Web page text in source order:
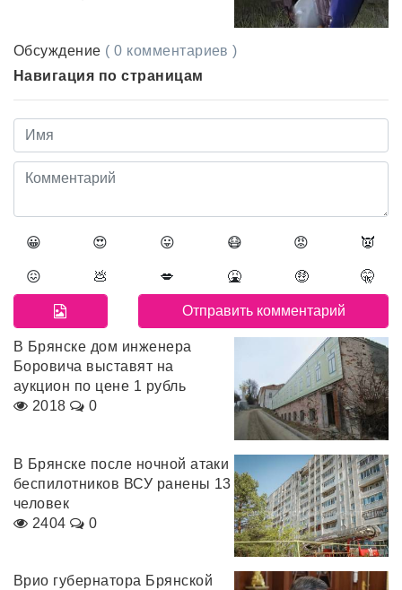
Обсуждение ( 0 комментариев )
Навигация по страницам
😀 😍 😛 😷 😡 👿
😖 💩 💋 🤮 🤑 🤫
В Брянске дом инженера
Боровича выставят на
аукцион по цене 1 рубль
2018
0
В Брянске после ночной атаки
беспилотников ВСУ ранены 13
человек
2404
0
Врио губернатора Брянской